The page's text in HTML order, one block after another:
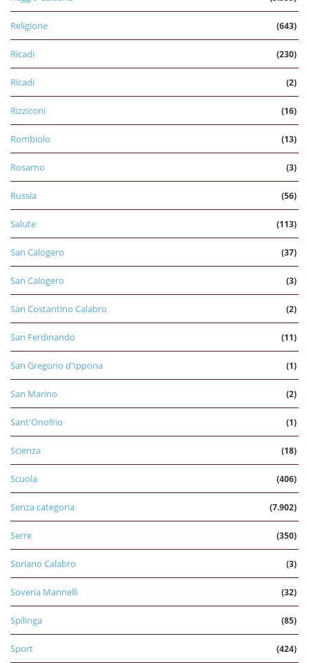
Religione (643)
Ricadi (230)
Ricadi (2)
Rizziconi (16)
Rombiolo (13)
Rosarno (3)
Russia (56)
Salute (113)
San Calogero (37)
San Calogero (3)
San Costantino Calabro (2)
San Ferdinando (11)
San Gregorio d'Ippona (1)
San Marino (2)
Sant'Onofrio (1)
Scienza (18)
Scuola (406)
Senza categoria (7.902)
Serre (350)
Soriano Calabro (3)
Soveria Mannelli (32)
Spilinga (85)
Sport (424)